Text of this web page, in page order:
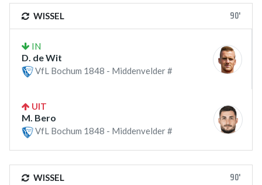
WISSEL 90'
IN
D. de Wit
VfL Bochum 1848 - Middenvelder #
UIT
M. Bero
VfL Bochum 1848 - Middenvelder #
WISSEL 90'